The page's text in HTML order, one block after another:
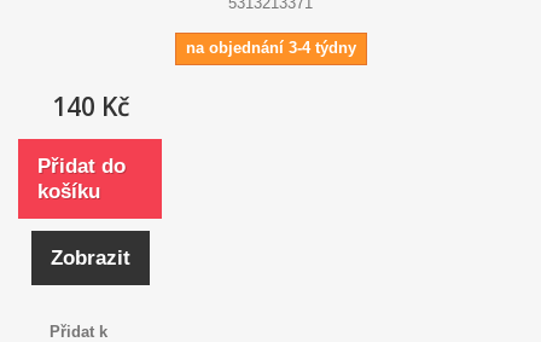
na objednání 3-4 týdny
140 Kč
Přidat do
košíku
Zobrazit
Přidat k